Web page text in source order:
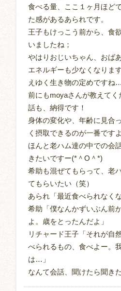
食べる量、ここ１ヶ月ほど
た感があるあられです。
王子もけっこう前から、食
いましたね；
やはりおじいちゃん、おば
エネルギーも少なくなりま
えゆく生き物の定めですね…
前にもmoyaさんが教えて
話も、納得です！
身体の変化や、年齢に見合
く摂取できるのが一番です
ほんと老ハム達の中での会
きたいですー(*＾O＾*)
希助も混ぜてもらって、老
てもらいたい（笑）
あられ「最近食べられなく
希助「僕なんかずいぶん前
よ。歳をとったんだよ」
リチャード王子「それが自
べられるもの、食べよー。
は…」
なんて会話、聞けたら聞き